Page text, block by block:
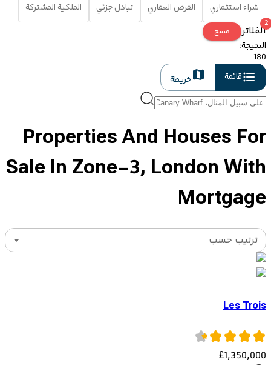
شراء استثماري القرض العقاري تبادل جزئي الملكية المشتركة
الفلاتر
2
مسح
النتيجة:
180
قائمة
خريطة
Properties And Houses For
Sale In Zone-3, London With
Mortgage
ترتيب حسب
Les Trois
£1,350,000